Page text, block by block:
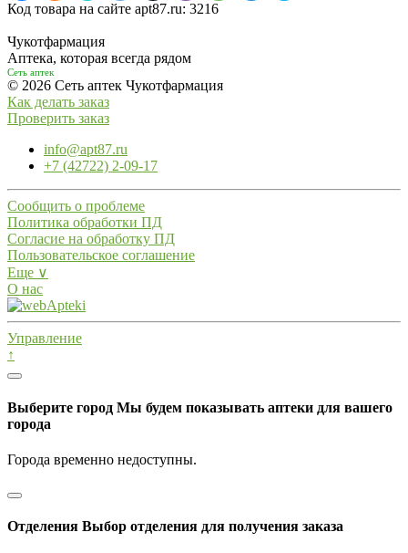
Код товара на сайте apt87.ru: 3216
Чукотфармация
Аптека, которая всегда рядом
Сеть аптек
© 2026 Сеть аптек Чукотфармация
Как делать заказ
Проверить заказ
info@apt87.ru
+7 (42722) 2-09-17
Сообщить о проблеме
Политика обработки ПД
Согласие на обработку ПД
Пользовательское соглашение
Еще ∨
О нас
Управление
↑
Выберите город Мы будем показывать аптеки для вашего
города
Города временно недоступны.
Отделения Выбор отделения для получения заказа